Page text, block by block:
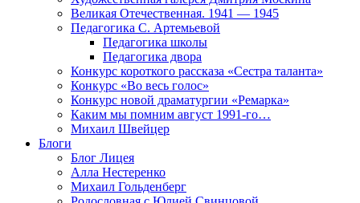
Великая Отечественная. 1941 — 1945
Педагогика С. Артемьевой
Педагогика школы
Педагогика двора
Конкурс короткого рассказа «Сестра таланта»
Конкурс «Во весь голос»
Конкурс новой драматургии «Ремарка»
Каким мы помним август 1991-го…
Михаил Швейцер
Блоги
Блог Лицея
Алла Нестеренко
Михаил Гольденберг